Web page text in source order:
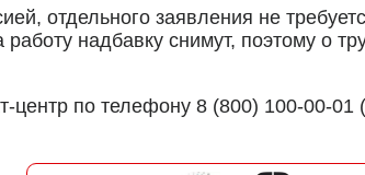
отдельного заявления не
надбавку снимут, поэтому о
по телефону 8 (800) 100-00-01